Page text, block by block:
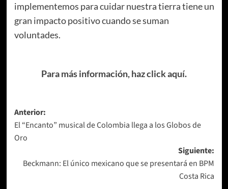
implementemos para cuidar nuestra tierra tiene un
gran impacto positivo cuando se suman
voluntades.
Para más información, haz click aquí.
Navegación
de
entradas
Anterior:
El “Encanto” musical de Colombia llega a los Globos de
Oro
Siguiente:
Beckmann: El único mexicano que se presentará en BPM
Costa Rica